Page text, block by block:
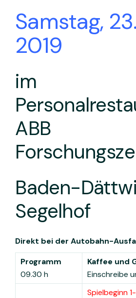
Samstag,
2019
im
ABB
Baden-
Segelhof
Direkt bei der Autobahn-
Programm
09.30 h
Kaffee und
Einschreibe
Spielbeginn